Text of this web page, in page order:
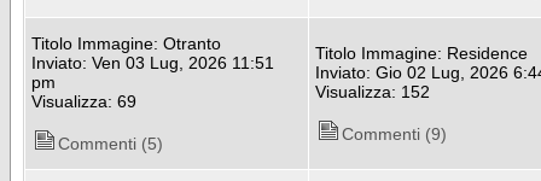
Titolo Immagine: Otranto
Inviato: Ven 03 Lug, 2026 11:51
pm
Visualizza: 69
Commenti (5)
Titolo Immagine: Residence
Inviato: Gio 02 Lug, 2026
Visualizza: 152
Commenti (9)